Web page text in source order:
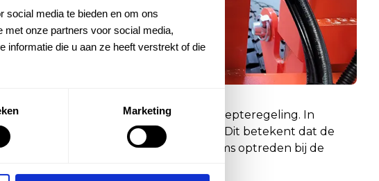
social media te bieden en om ons
onze partners voor social media,
informatie die u aan ze heeft verstrekt of die
Marketing
dat gebruik maakt van een traploze diepteregeling. In
controle over de diepteaanpassing. Dit betekent dat de
de schokkerige bewegingen die soms optreden bij de